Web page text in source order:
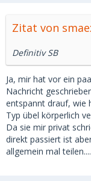
Zitat von
Definitiv SB
Ja, mir hat vor ein
Nachricht
entspannt drauf, wie
Typ übel körperlich
Da sie mir privat
direkt passiert ist
allgemein mal